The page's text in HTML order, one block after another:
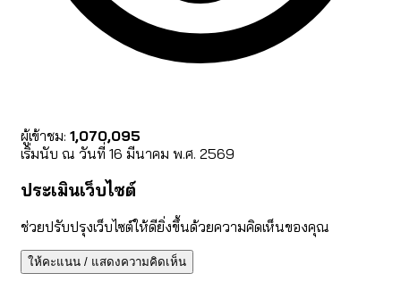
ผู้เข้าชม: 1,070,095
เริ่มนับ ณ วันที่ 16 มีนาคม พ.ศ. 2569
ประเมินเว็บไซต์
ช่วยปรับปรุงเว็บไซต์ให้ดียิ่งขึ้นด้วยความคิดเห็นของคุณ
ให้คะแนน / แสดงความคิดเห็น